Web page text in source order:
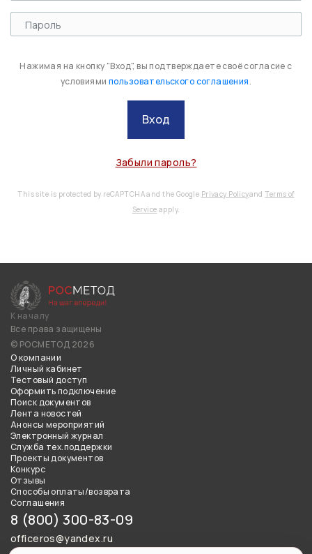
Нажимая на кнопку "Вход", вы подтверждаете своё согласие с
условиями пользовательского соглашения.
Вход
Забыли пароль?
This site is protected by reCAPTCHA and the Google Privacy PolicyandTerms of
Service apply.
К началу
Все права защищены
© РОСМЕТОД 2026
О компании
Личный кабинет
Тестовый доступ
Оформить подключение
Поиск документов
Лента новостей
Анонсы мероприятий
Электронный журнал
Служба тех.поддержки
Проекты документов
Конкурс
Отзывы
Способы оплаты/возврата
Соглашения
8 (800) 300-83-09
officeros@yandex.ru